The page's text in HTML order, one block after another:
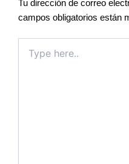
Tu dirección de correo
campos obligatorios están
here..